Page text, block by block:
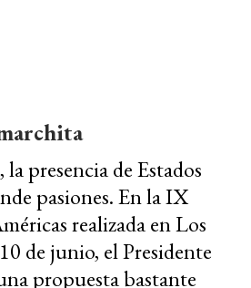
presencia de Estados
pasiones. En la IX
realizada en Los
de junio, el Presidente
propuesta bastante